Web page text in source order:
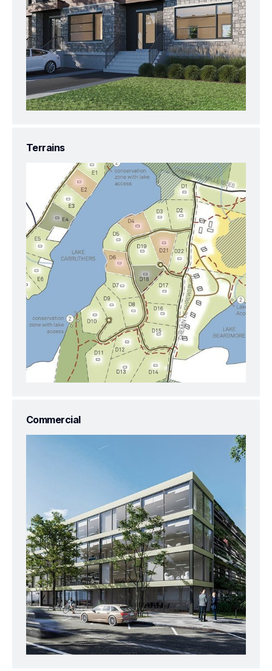
Terrains
Commercial